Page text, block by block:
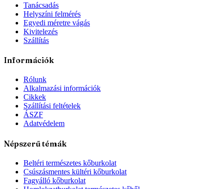
Tanácsadás
Helyszíni felmérés
Egyedi méretre vágás
Kivitelezés
Szállítás
Információk
Rólunk
Alkalmazási információk
Cikkek
Szállítási feltételek
ÁSZF
Adatvédelem
Népszerű témák
Beltéri természetes kőburkolat
Csúszásmentes kültéri kőburkolat
Fagyálló kőburkolat